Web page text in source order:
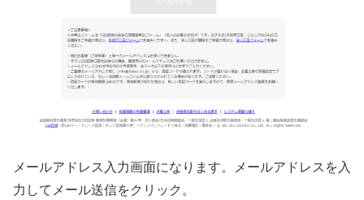
メールアドレス入力画面になります。メールアドレスを入
力してメール送信をクリック。